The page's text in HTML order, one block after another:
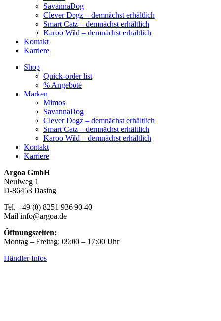
SavannaDog
Clever Dogz – demnächst erhältlich
Smart Catz – demnächst erhältlich
Karoo Wild – demnächst erhältlich
Kontakt
Karriere
Shop
Quick-order list
% Angebote
Marken
Mimos
SavannaDog
Clever Dogz – demnächst erhältlich
Smart Catz – demnächst erhältlich
Karoo Wild – demnächst erhältlich
Kontakt
Karriere
Argoa GmbH
Neulweg 1
D-86453 Dasing
Tel. +49 (0) 8251 936 90 40
Mail info@argoa.de
Öffnungszeiten:
Montag – Freitag: 09:00 – 17:00 Uhr
Händler Infos